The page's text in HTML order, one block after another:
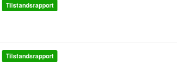
Tilstandsrapport
Tilstandsrapport